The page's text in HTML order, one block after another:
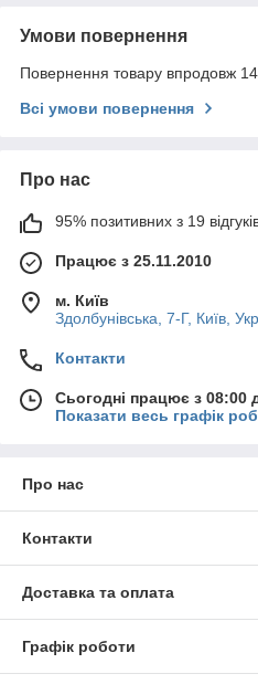
Умови повернення
Повернення товару впродовж
Всі умови повернення
Про нас
95% позитивних з 19
Працює з 25.11.2010
м. Київ
Здолбунівська, 7-Г, Київ,
Контакти
Сьогодні працює з 08:00
Показати весь графік
Про нас
Контакти
Доставка та оплата
Графік роботи